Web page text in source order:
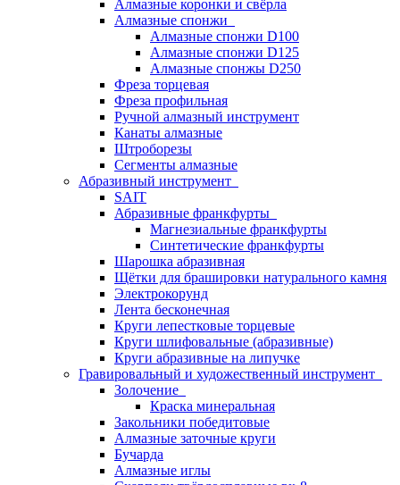
Алмазные коронки и свёрла
Алмазные спонжи
Алмазные спонжи D100
Алмазные спонжи D125
Алмазные спонжы D250
Фреза торцевая
Фреза профильная
Ручной алмазный инструмент
Канаты алмазные
Штроборезы
Сегменты алмазные
Абразивный инструмент
SAIT
Абразивные франкфурты
Магнезиальные франкфурты
Синтетические франкфурты
Шарошка абразивная
Щётки для брашировки натурального камня
Электрокорунд
Лента бесконечная
Круги лепестковые торцевые
Круги шлифовальные (абразивные)
Круги абразивные на липучке
Гравировальный и художественный инструмент
Золочение
Краска минеральная
Закольники победитовые
Алмазные заточные круги
Бучарда
Алмазные иглы